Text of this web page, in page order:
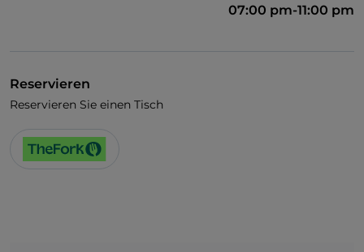
07:00 pm-11:00 pm
Reservieren
Reservieren Sie einen Tisch